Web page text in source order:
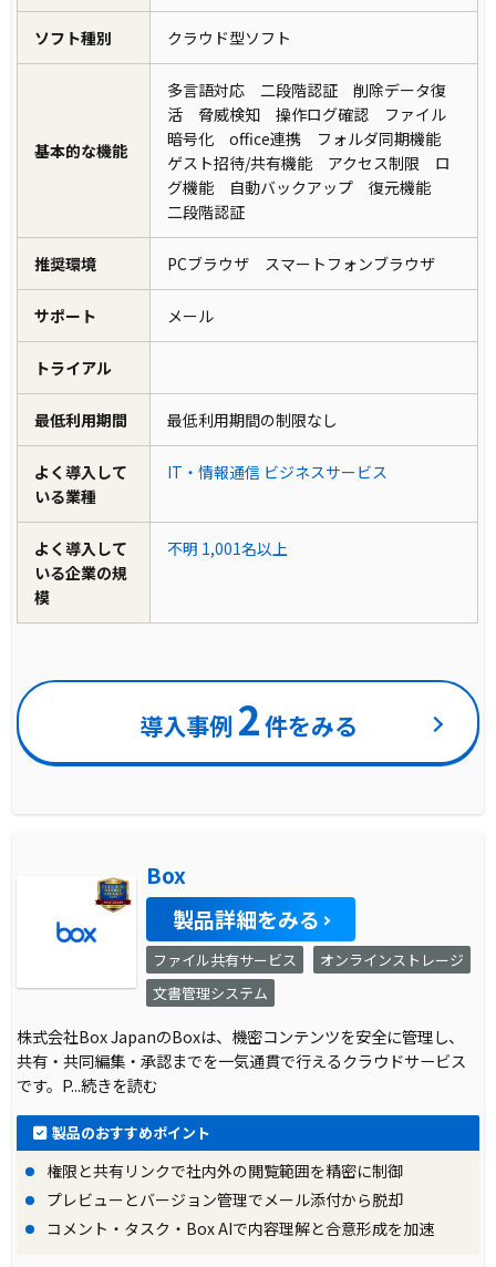
ソフト種別 クラウド型ソフト
基本的な機能
多言語対応 二段階認証 削除データ復
活 脅威検知 操作ログ確認 ファイル
暗号化 office連携 フォルダ同期機能
ゲスト招待/共有機能 アクセス制限 ロ
グ機能 自動バックアップ 復元機能
二段階認証
推奨環境 PCブラウザ スマートフォンブラウザ
サポート メール
トライアル
最低利用期間 最低利用期間の制限なし
よく導入して
いる業種
IT・情報通信 ビジネスサービス
よく導入して
いる企業の規
模
不明 1,001名以上
導入事例 2件をみる
Box
製品詳細をみる
ファイル共有サービス
オンラインストレージ
文書管理システム
株式会社Box JapanのBoxは、機密コンテンツを安全に管理し、
共有・共同編集・承認までを一気通貫で行えるクラウドサービス
です。P...続きを読む
製品のおすすめポイント
権限と共有リンクで社内外の閲覧範囲を精密に制御
プレビューとバージョン管理でメール添付から脱却
コメント・タスク・Box AIで内容理解と合意形成を加速